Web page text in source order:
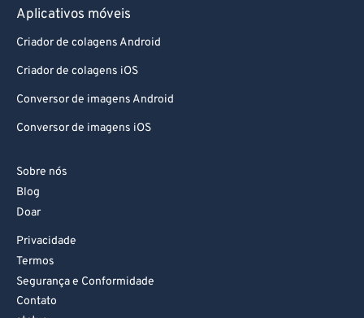
Aplicativos móveis
Criador de colagens Android
Criador de colagens iOS
Conversor de imagens Android
Conversor de imagens iOS
Sobre nós
Blog
Doar
Privacidade
Termos
Segurança e Conformidade
Contato